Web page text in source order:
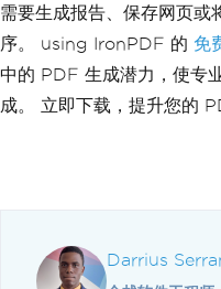
需要生成报告、保存网页或
序。 using IronPDF 的 免
中的 PDF 生成潜力，使专
成。 立即下载，提升您的
Darrius